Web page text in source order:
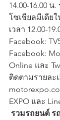
14.00-16.00
โซเชียลมีเดีย
เวลา 12.00-
Facebook:
Facebook:
Online และ
ติดตามรายละ
EXPO และ